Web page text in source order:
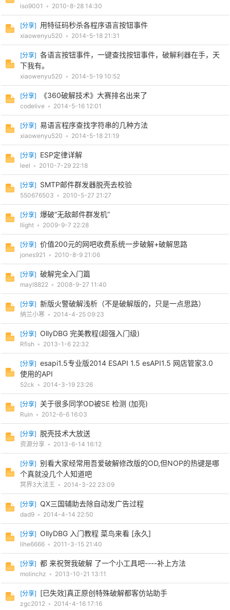
52
cn
iso9001 • 2010-8-28 14:30
[分享] 用特征码秒杀各程序语言按钮事件
xiaowenyu520 • 2014-5-18 21:31
[分享] 各语言按钮事件，一键查找按钮事件，破解利器在手，天
下我有。
xiaowenyu520 • 2014-5-19 10:52
[分享] 《360破解技术》大赛排名出来了
codelive • 2014-5-16 12:01
[分享] 易语言程序查找字符串的几种方法
xiaowenyu520 • 2014-5-18 21:19
[分享] ESP定律详解
leel • 2010-7-29 22:18
[分享] SMTP邮件群发器脱壳去校验
550676503 • 2010-5-27 21:27
[分享] 爆破“无敌邮件群发机”
llight • 2009-9-7 22:28
[分享] 价值200元的网吧收费系统一步破解+破解思路
jones921 • 2010-8-9 21:06
[分享] 破解完全入门篇
mayl8822 • 2008-9-27 11:40
[分享] 新版火警破解浅析（不是破解版的，只是一点思路）
纳兰小寒 • 2014-4-25 09:23
[分享] OllyDBG 完美教程(超强入门级)
Rfish • 2013-1-6 22:32
[分享] esapi1.5专业版2014 ESAPI 1.5 esAPI1.5 网店管家3.0
使用的API
52ck • 2014-3-19 23:26
[分享] 关于很多同学OD被SE 检测 (加亮)
Ruin • 2012-6-6 16:03
[分享] 脱壳技术大放送
资源分享 • 2013-6-14 16:12
[分享] 别看大家经常用吾爱破解修改版的OD,但NOP的热键是哪
个真就没几个人知道吧
冥界3大法王 • 2014-3-22 23:09
[分享] QX三国辅助去除自动发广告过程
dad9 • 2014-4-14 22:50
[分享] OllyDBG 入门教程 菜鸟来看 [永久]
lihe6666 • 2011-3-15 21:40
[分享] 都 来祝贺我破解 了一个小工具吧----补上方法
molinchz • 2013-10-21 13:11
[分享] [已失效]真正原创特殊破解都客仿站助手
zgc2012 • 2014-4-16 17:16